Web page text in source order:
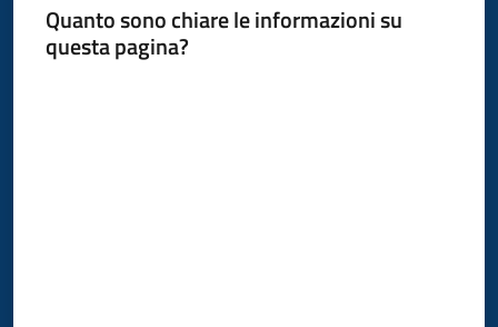
Quanto sono chiare le informazioni su
questa pagina?